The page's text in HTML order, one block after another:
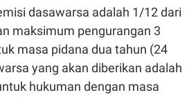
dasawarsa adalah 1/12 dari
maksimum pengurangan 3
masa pidana dua tahun (24
yang akan diberikan adalah
hukuman dengan masa